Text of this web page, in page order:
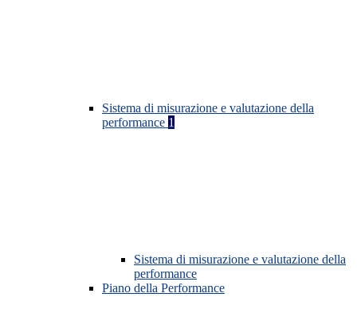
Sistema di misurazione e valutazione della
performance 1
Sistema di misurazione e valutazione della
performance
Piano della Performance